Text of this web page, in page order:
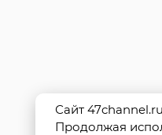
Сайт
Продолжая